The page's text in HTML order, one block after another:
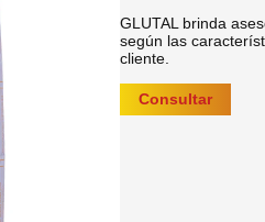
GLUTAL brinda
según las
cliente.
Consultar